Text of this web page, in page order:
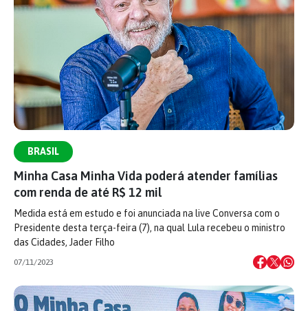
BRASIL
Minha Casa Minha Vida poderá atender famílias
com renda de até R$ 12 mil
Medida está em estudo e foi anunciada na live Conversa com o
Presidente desta terça-feira (7), na qual Lula recebeu o ministro
das Cidades, Jader Filho
07/11/2023